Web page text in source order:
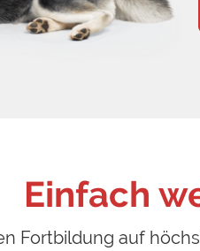
Einfach
Fortbildung auf